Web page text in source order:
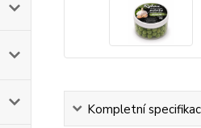
Kompletní